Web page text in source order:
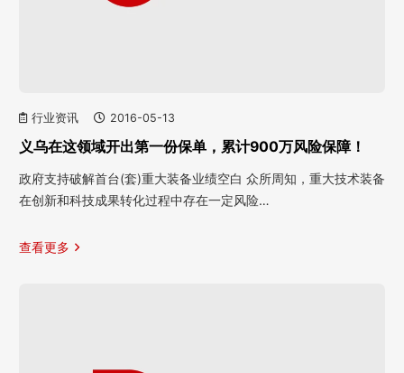
行业资讯 2016-05-13
义乌在这领域开出第一份保单，累计900万风险保障！
政府支持破解首台(套)重大装备业绩空白 众所周知，重大技术装备
在创新和科技成果转化过程中存在一定风险…
查看更多